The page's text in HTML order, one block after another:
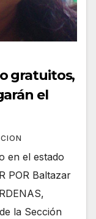
gratuitos,
el
en el estado
POR Baltazar
la Sección